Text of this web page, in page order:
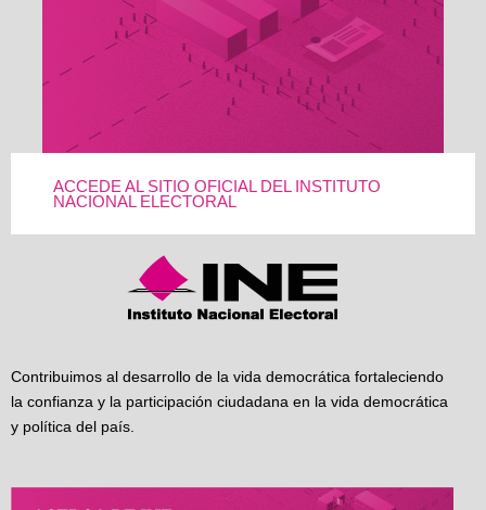
ACCEDE AL SITIO OFICIAL DEL INSTITUTO
NACIONAL ELECTORAL
Contribuimos al desarrollo de la vida democrática fortaleciendo
la confianza y la participación ciudadana en la vida democrática
y política del país.